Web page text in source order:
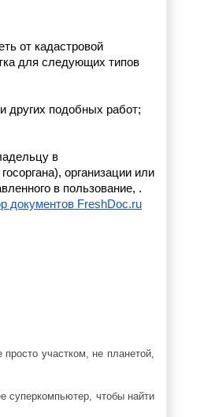
от кадастровой
для следующих типов
других подобных работ;
в
организации или
в пользование, .
документов FreshDoc.ru
участком, не планетой,
суперкомпьютер, чтобы найти